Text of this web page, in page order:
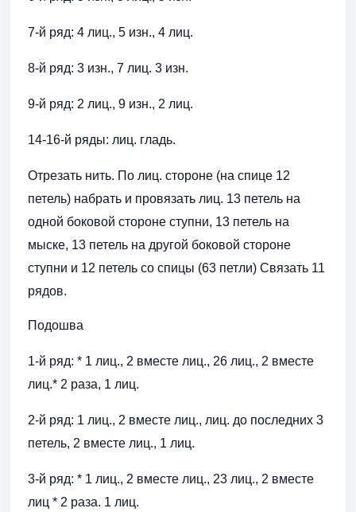
7-й ряд: 4 лиц., 5 изн., 4 лиц.
8-й ряд: 3 изн., 7 лиц. 3 изн.
9-й ряд: 2 лиц., 9 изн., 2 лиц.
14-16-й ряды: лиц. гладь.
Отрезать нить. По лиц. стороне (на спице 12
петель) набрать и провязать лиц. 13 петель на
одной боковой стороне ступни, 13 петель на
мыске, 13 петель на другой боковой стороне
ступни и 12 петель со спицы (63 петли) Связать 11
рядов.
Подошва
1-й ряд: * 1 лиц., 2 вместе лиц., 26 лиц., 2 вместе
лиц.* 2 раза, 1 лиц.
2-й ряд: 1 лиц., 2 вместе лиц., лиц. до последних 3
петель, 2 вместе лиц., 1 лиц.
3-й ряд: * 1 лиц., 2 вместе лиц., 23 лиц., 2 вместе
лиц * 2 раза. 1 лиц.